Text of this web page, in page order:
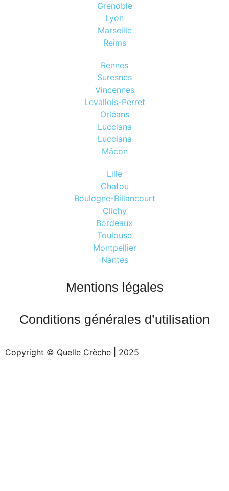
Grenoble
Lyon
Marseille
Reims
Rennes
Suresnes
Vincennes
Levallois-Perret
Orléans
Lucciana
Lucciana
Mâcon
Lille
Chatou
Boulogne-Billancourt
Clichy
Bordeaux
Toulouse
Montpellier
Nantes
Mentions légales
Conditions générales d’utilisation
Copyright © Quelle Crèche | 2025